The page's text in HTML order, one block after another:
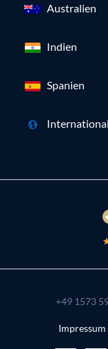
Australien
Indien
Spanien
International
+49 1573
Impressum